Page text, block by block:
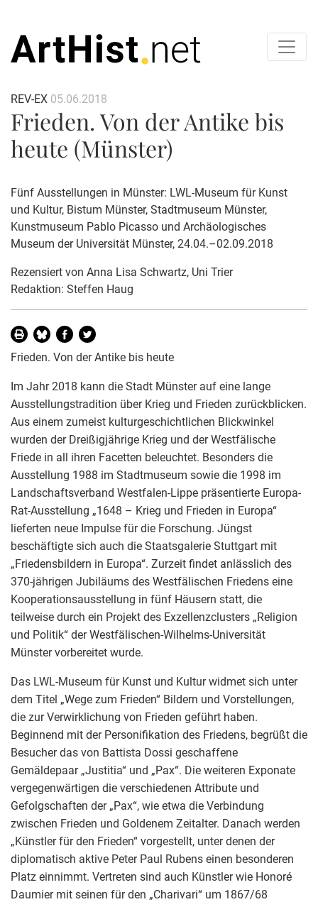
REV-EX 05.06.2018
Frieden. Von der Antike bis
heute (Münster)
Fünf Ausstellungen in Münster: LWL-Museum für Kunst
und Kultur, Bistum Münster, Stadtmuseum Münster,
Kunstmuseum Pablo Picasso und Archäologisches
Museum der Universität Münster, 24.04.–02.09.2018
Rezensiert von Anna Lisa Schwartz, Uni Trier
Redaktion: Steffen Haug
Frieden. Von der Antike bis heute
Im Jahr 2018 kann die Stadt Münster auf eine lange
Ausstellungstradition über Krieg und Frieden zurückblicken.
Aus einem zumeist kulturgeschichtlichen Blickwinkel
wurden der Dreißigjährige Krieg und der Westfälische
Friede in all ihren Facetten beleuchtet. Besonders die
Ausstellung 1988 im Stadtmuseum sowie die 1998 im
Landschaftsverband Westfalen-Lippe präsentierte Europa-
Rat-Ausstellung „1648 – Krieg und Frieden in Europa“
lieferten neue Impulse für die Forschung. Jüngst
beschäftigte sich auch die Staatsgalerie Stuttgart mit
„Friedensbildern in Europa“. Zurzeit findet anlässlich des
370-jährigen Jubiläums des Westfälischen Friedens eine
Kooperationsausstellung in fünf Häusern statt, die
teilweise durch ein Projekt des Exzellenzclusters „Religion
und Politik“ der Westfälischen-Wilhelms-Universität
Münster vorbereitet wurde.
Das LWL-Museum für Kunst und Kultur widmet sich unter
dem Titel „Wege zum Frieden“ Bildern und Vorstellungen,
die zur Verwirklichung von Frieden geführt haben.
Beginnend mit der Personifikation des Friedens, begrüßt die
Besucher das von Battista Dossi geschaffene
Gemäldepaar „Justitia“ und „Pax“. Die weiteren Exponate
vergegenwärtigen die verschiedenen Attribute und
Gefolgschaften der „Pax“, wie etwa die Verbindung
zwischen Frieden und Goldenem Zeitalter. Danach werden
„Künstler für den Frieden“ vorgestellt, unter denen der
diplomatisch aktive Peter Paul Rubens einen besonderen
Platz einnimmt. Vertreten sind auch Künstler wie Honoré
Daumier mit seinen für den „Charivari“ um 1867/68